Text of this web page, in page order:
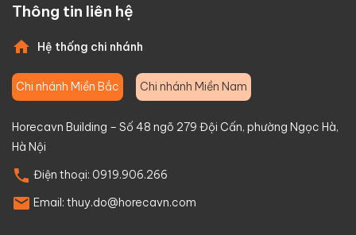
Thông tin liên hệ
Hệ thống chi nhánh
Chi nhánh Miền Bắc Chi nhánh Miền Nam
Horecavn Building – Số 48 ngõ 279 Đội Cấn, phường Ngọc Hà,
Hà Nội
Điện thoại: 0919.906.266
Email: thuy.do@horecavn.com